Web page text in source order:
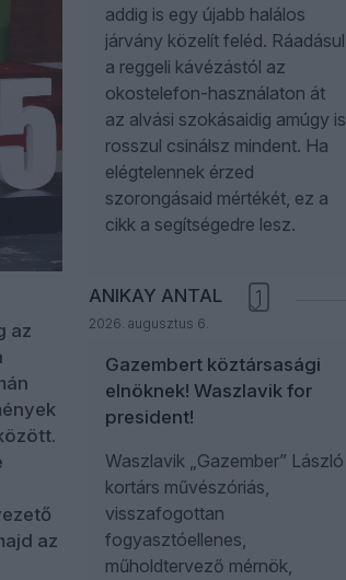
az
az
addig is egy újabb halálos
járvány közelít feléd. Ráadásul
a reggeli kávézástól az
okostelefon-használaton át
az alvási szokásaidig amúgy is
rosszul csinálsz mindent. Ha
elégtelennek érzed
szorongásaid mértékét, ez a
cikk a segítségedre lesz.
ANIKAY ANTAL
2026. augusztus 6.
1
Gazembert köztársasági
elnöknek! Waszlavik for
president!
Waszlavik „Gazember” László
kortárs művészóriás,
visszafogottan
fogyasztóellenes,
műholdtervező mérnök,